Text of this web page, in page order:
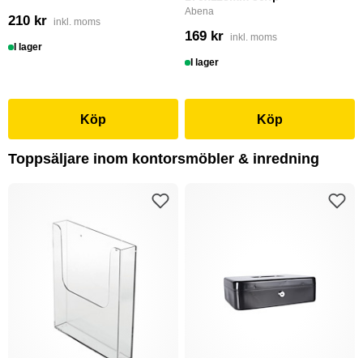
210 kr inkl. moms
I lager
Köp
Abena
169 kr inkl. moms
I lager
Köp
Toppsäljare inom kontorsmöbler & inredning